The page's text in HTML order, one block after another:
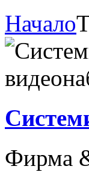
Начало
Фирма